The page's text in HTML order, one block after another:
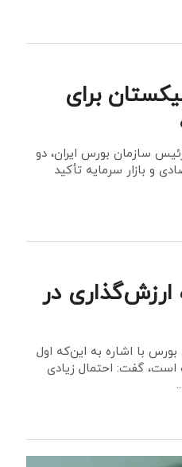
برای
سازمان بورس ایران، دو
و بازار سرمایه تأکید
ارزش‌گذاری در
با اشاره به این‌که اول
است، گفت: احتمال زیادی